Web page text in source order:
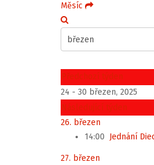
Měsíc
Předchozí týden
24 - 30 březen, 2025
Následující týden
26. březen
14:00 Jednání
27. březen